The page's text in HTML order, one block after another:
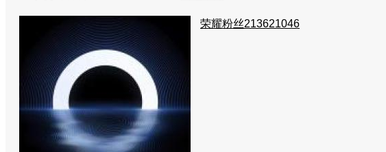
荣耀粉丝213621046